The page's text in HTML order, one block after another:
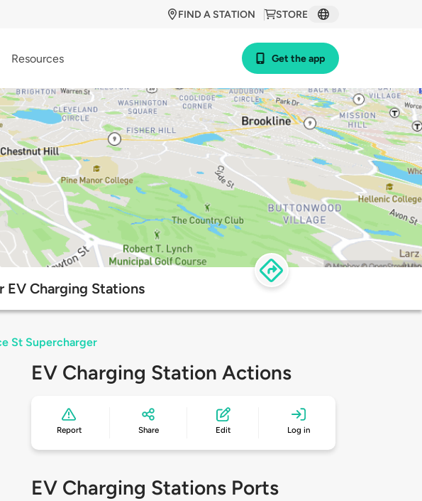
STORE
FIND A STATION
Resources Get the app
EV Charging Stations
St Supercharger
EV Charging Station Actions
Report Share Edit Log in
EV Charging Stations Ports